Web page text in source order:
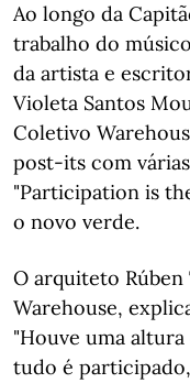
Ao longo da
trabalho do
da artista e
Violeta Santos
Coletivo
post-its com
"Participation is
o novo verde.
O arquiteto
Warehouse,
"Houve uma
tudo é